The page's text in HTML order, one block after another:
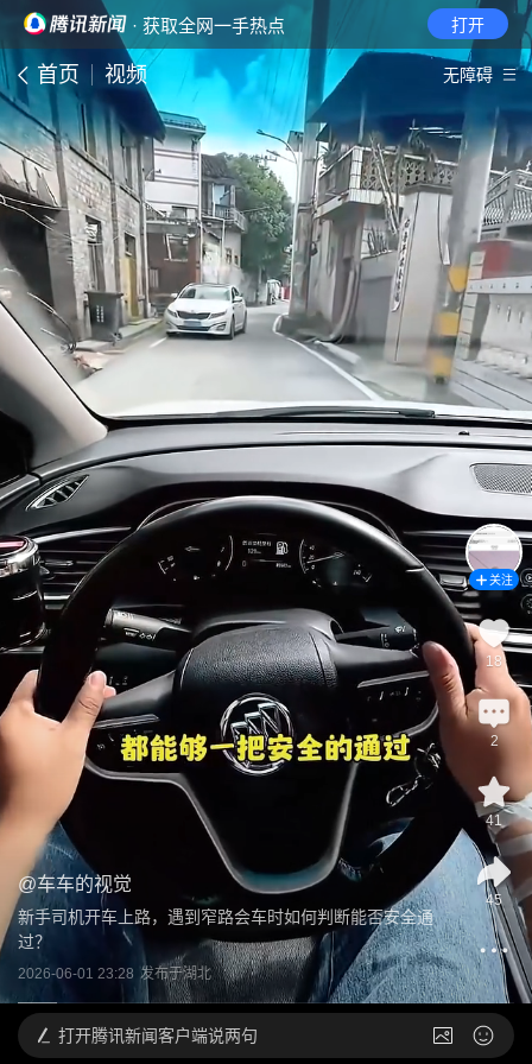
· 获取全网一手热点 打开
首页 视频 无障碍
@车车的视觉
新手司机开车上路，遇到窄路会车时如何判断能否安全通
过？
2026-06-01 23:28 发布于湖北
关注
18
2
41
45
打开腾讯新闻客户端说两句